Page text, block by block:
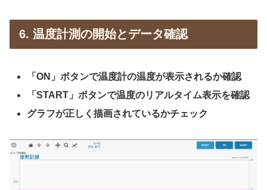
6. 温度計測の開始とデータ確認
「ON」ボタンで温度計の温度が表示されるか確認
「START」ボタンで温度のリアルタイム表示を確認
グラフが正しく描画されているかチェック